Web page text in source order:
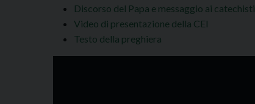
Discorso del Papa e messaggio ai catechisti
Video di presentazione della CEI
Testo della preghiera